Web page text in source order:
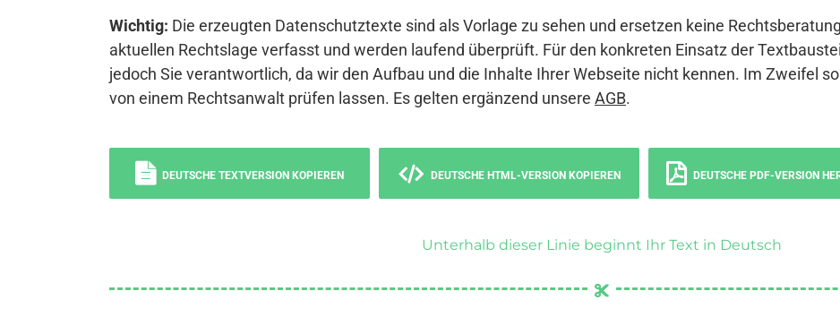
Wichtig: Die erzeugten Datenschutztexte sind als Vorlage zu sehen und ersetzen keine
aktuellen Rechtslage verfasst und werden laufend überprüft. Für den konkreten Einsatz der
jedoch Sie verantwortlich, da wir den Aufbau und die Inhalte Ihrer Webseite nicht kennen. Im Zweifel
von einem Rechtsanwalt prüfen lassen. Es gelten ergänzend unsere AGB.
DEUTSCHE TEXTVERSION KOPIEREN DEUTSCHE HTML-VERSION KOPIEREN DEUTSCHE PDF-VERSION
Unterhalb dieser Linie beginnt Ihr Text in Deutsch